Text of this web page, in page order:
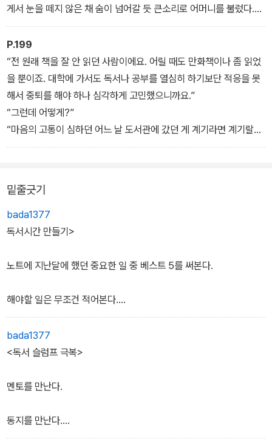
“독서 말고 다른 방법은 없을까?”
“평생 텔레비전 보면 인생이 바뀔 것 같냐?”
“아니.”
“평생 인터넷 게임에 몰두하면 인생이 바뀔 것 같냐?”
“아니.”
“그럼 책을 읽는다 해도 니 인생이 절대로 변할 것 같지 않냐?”
홍 대리는 선뜻 “아니”라고 대답하지 못하고 테이블이 꺼져라 한숨을
내쉬었다.
“오라는 데는 있냐?”
“없지.”
“그럼 계속 다녀야겠네.”
확신을 가지고 말하는 데는 분명히 이유가 있을 것 같다는 생각이 들
모른다.
해. 뭘 읽어야할지도 모르겠고. 그런데 독서가 왜 그렇게 중요한 거
냐?”
명훈은 조금 전과 똑같이 명쾌한 어조로 대답했다.
게서 눈을 떼지 않은 채 숨이 넘어갈 듯 큰소리로 어머니를 불렀다.
“엄마, 엄마, 엄마! 이리 좀 와봐. 오빠가 미쳤어!”
“뭐라고? 진수가 어떻게 됐다고?”
다급한 진영의 부름에 장바구니를 내팽개치고 달려온 어머니는 방안
의 책꽂이와 쌓인 책들을 바라보며 놀란 듯 눈을 크게 떴다. 어머니를
보던 홍 대리는 자신이 되레 놀라서 눈을 크게 뜰 수밖에 없었다. 그렇
게 크게 떠진 어머니의 눈은 태어나서 처음 보았기 때문이다.
“지금……이게, 무슨, 진, 진수야, 너 왜 그러니. 무슨 일 있니?”
“아이 참, 책 좀 읽으려고 그런다니까요. 진영이랑 엄마야말로 왜 그
나갔다. 그리고는 방문을 닫으며 이렇게 말했다.
“놀랄 일이 아니라 무서운 일이지.”
닫힌 방문 사이로 어머니와 진영이의 대화가 들렸다.
니? 응?”
“책을 읽는다고? 진수가?”
“그래. 오빠가 책을 읽는대. 엄마, 나 오빠가 갑자기 무서워. 이렇게
무서운 일이 우리 집에서 일어날 줄은 몰랐어. 아빠 사업이 망한 것보
다 오빠가 콧노래 부르며 책 정리하는 모습이 더 무서워.”
런 추측을 하기 시작했다.
P.199
“전 원래 책을 잘 안 읽던 사람이에요. 어릴 때도 만화책이나 좀 읽었
을 뿐이죠. 대학에 가서도 독서나 공부를 열심히 하기보단 적응을 못
해서 중퇴를 해야 하나 심각하게 고민했으니까요.”
“그런데 어떻게?”
“마음의 고통이 심하던 어느 날 도서관에 갔던 게 계기라면 계기랄까.
압도적으로 많은 도서관 책들을 보니까 너무 근사해서 작가가 되어야
책을 읽었던 이유가 더 커요. 적어도 책을 읽는 시간만큼은 모든 걸 잊
을 수 있었으니까요.”
계속해서 지후가 들려준 독서 스토리는 홍 대리가 예상하던 것과는
“작가가 되고 싶다는 제 꿈을 주변에선 모두 비웃었어요. 가족도 친구
다’는 말을 해줬어요. 그래서 용기를 받을 수 있었고 희망을 가질 수
있었어요. 그렇게 스무 살 때부터 평일 하루 한 권은 기본이고 어떨 땐
하루에 서너 권씩 읽기도 했어요.”
“하루에 서너 권을요?”
지후는 가볍게 웃으며 말했지만 살아남기 위해 책을 읽어야 했던 그
하기 어려웠다.
“하지만 정말 ‘독서’라고 부를 수 있을 정도로 본격적인 독서를 하기
밑줄긋기
bada1377
독서시간 만들기>
노트에 지난달에 했던 중요한 일 중 베스트 5를 써본다.
해야할 일은 무조건 적어본다.
지나친 일으 다시 적는다.
우선순위를 정한다.
bada1377
<독서 슬럼프 극복>
멘토를 만난다.
동지를 만난다.